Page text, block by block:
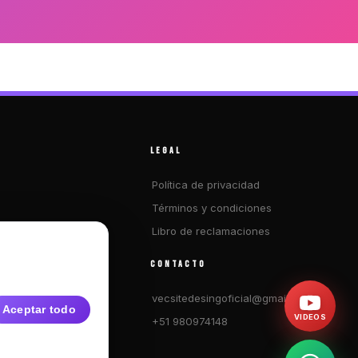
LEGAL
Política de privacidad
Términos y condiciones
Libro de reclamaciones
CONTACTO
vecsitedesingoficial@gmail.com
+51 980974148
VIDEOS
Aceptar todo